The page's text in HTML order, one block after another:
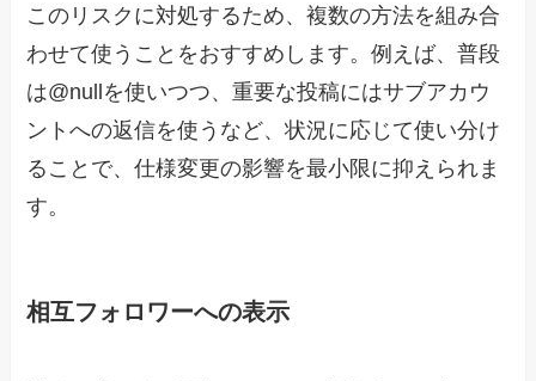
このリスクに対処するため、複数の方法を組み合
わせて使うことをおすすめします。例えば、普段
は@nullを使いつつ、重要な投稿にはサブアカウ
ントへの返信を使うなど、状況に応じて使い分け
ることで、仕様変更の影響を最小限に抑えられま
す。
相互フォロワーへの表示